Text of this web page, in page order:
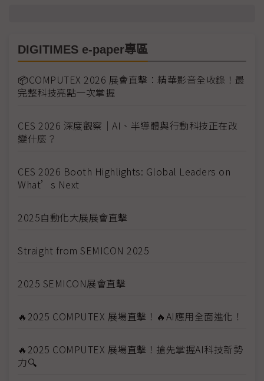
DIGITIMES e-paper專區
📦COMPUTEX 2026 展會直擊：精華影音全收錄！最
完整科技亮點一次掌握
CES 2026 深度觀察｜AI、半導體與行動科技正在改
變什麼？
CES 2026 Booth Highlights: Global Leaders on
What’s Next
2025自動化大展展會直擊
Straight from SEMICON 2025
2025 SEMICON展會直擊
🔥2025 COMPUTEX 展場直擊！🔥AI應用全面進化！
🔥2025 COMPUTEX 展場直擊！搶先掌握AI科技新勢
力🔍